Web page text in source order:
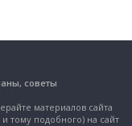
советы
материалов сайта
тому подобного) на сайт